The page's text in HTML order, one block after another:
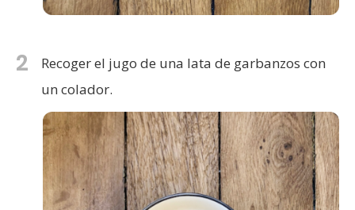
2
Recoger el jugo de una lata de garbanzos con
un colador.